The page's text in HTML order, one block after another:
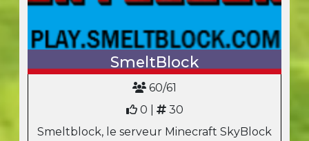
SmeltBlock
60/61
0 |
30
Smeltblock, le serveur Minecraft SkyBlock